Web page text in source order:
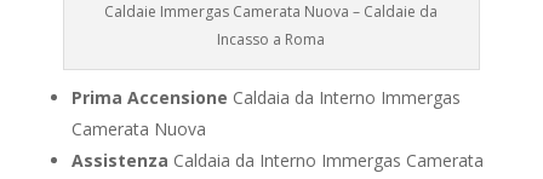
Caldaie Immergas Camerata Nuova – Caldaie da
Incasso a Roma
Prima Accensione Caldaia da Interno Immergas
Camerata Nuova
Assistenza Caldaia da Interno Immergas Camerata